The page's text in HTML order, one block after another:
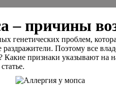
– причины
генетических проблем,
Поэтому все
признаки указывают на